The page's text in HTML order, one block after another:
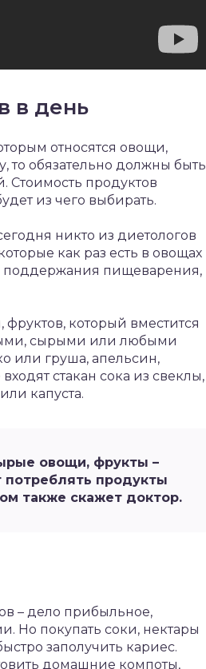
в день
относятся овощи,
то обязательно должны быть
Стоимость продуктов
из чего выбирать.
никто из диетологов
как раз есть в овощах
поддержания пищеварения,
который вместится
сырыми или любыми
или груша, апельсин,
стакан сока из свеклы,
капуста.
овощи, фрукты –
потреблять продукты
также скажет доктор.
– дело прибыльное,
Но покупать соки, нектары
заполучить кариес.
домашние компоты,